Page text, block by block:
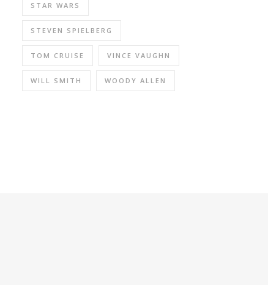
STAR WARS
STEVEN SPIELBERG
TOM CRUISE VINCE VAUGHN
WILL SMITH WOODY ALLEN